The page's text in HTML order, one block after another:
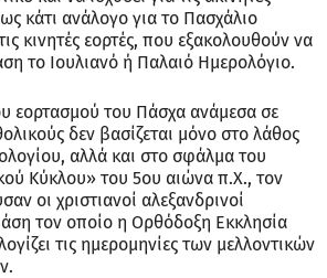
κάτι ανάλογο για το Πασχάλιο
κινητές εορτές, που εξακολουθούν να
το Ιουλιανό ή Παλαιό Ημερολόγιο.
εορτασμού του Πάσχα ανάμεσα σε
δεν βασίζεται μόνο στο λάθος
αλλά και στο σφάλμα του
Κύκλου» του 5ου αιώνα π.Χ., τον
οι χριστιανοί αλεξανδρινοί
τον οποίο η Ορθόδοξη Εκκλησία
τις ημερομηνίες των μελλοντικών